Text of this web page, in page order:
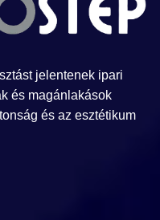
jelentenek ipari
és magánlakások
és az esztétikum